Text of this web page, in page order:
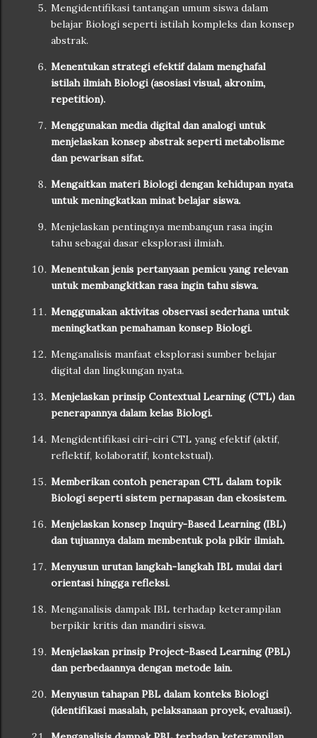
Mengidentifikasi tantangan umum siswa dalam
belajar Biologi seperti istilah kompleks dan konsep
abstrak.
Menentukan strategi efektif dalam menghafal
istilah ilmiah Biologi (asosiasi visual, akronim,
repetition).
Menggunakan media digital dan analogi untuk
menjelaskan konsep abstrak seperti metabolisme
dan pewarisan sifat.
Mengaitkan materi Biologi dengan kehidupan nyata
untuk meningkatkan minat belajar siswa.
Menjelaskan pentingnya membangun rasa ingin
tahu sebagai dasar eksplorasi ilmiah.
Menentukan jenis pertanyaan pemicu yang relevan
untuk membangkitkan rasa ingin tahu siswa.
Menggunakan aktivitas observasi sederhana untuk
meningkatkan pemahaman konsep Biologi.
Menganalisis manfaat eksplorasi sumber belajar
digital dan lingkungan nyata.
Menjelaskan prinsip Contextual Learning (CTL) dan
penerapannya dalam kelas Biologi.
Mengidentifikasi ciri-ciri CTL yang efektif (aktif,
reflektif, kolaboratif, kontekstual).
Memberikan contoh penerapan CTL dalam topik
Biologi seperti sistem pernapasan dan ekosistem.
Menjelaskan konsep Inquiry-Based Learning (IBL)
dan tujuannya dalam membentuk pola pikir ilmiah.
Menyusun urutan langkah-langkah IBL mulai dari
orientasi hingga refleksi.
Menganalisis dampak IBL terhadap keterampilan
berpikir kritis dan mandiri siswa.
Menjelaskan prinsip Project-Based Learning (PBL)
dan perbedaannya dengan metode lain.
Menyusun tahapan PBL dalam konteks Biologi
(identifikasi masalah, pelaksanaan proyek, evaluasi).